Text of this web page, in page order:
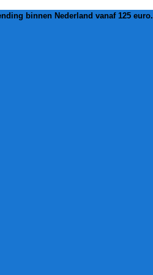
binnen Nederland vanaf 125 euro.